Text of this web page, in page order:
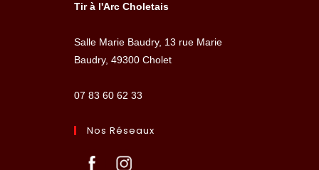
Tir à l'Arc Choletais
Salle Marie Baudry, 13 rue Marie
Baudry, 49300 Cholet
07 83 60 62 33
Nos Réseaux